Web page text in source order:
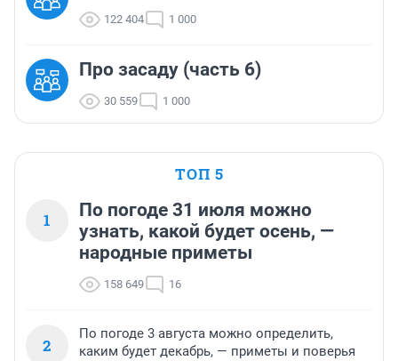
122 404 1 000
Про засаду (часть 6)
30 559 1 000
ТОП 5
1
По погоде 31 июля можно
узнать, какой будет осень, —
народные приметы
158 649 16
2
По погоде 3 августа можно определить,
каким будет декабрь, — приметы и поверья